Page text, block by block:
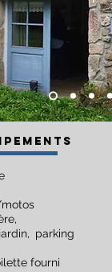
parking
fourni